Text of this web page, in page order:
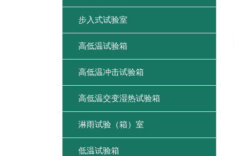
步入式试验室
高低温试验箱
高低温冲击试验箱
高低温交变湿热试验箱
淋雨试验（箱）室
低温试验箱